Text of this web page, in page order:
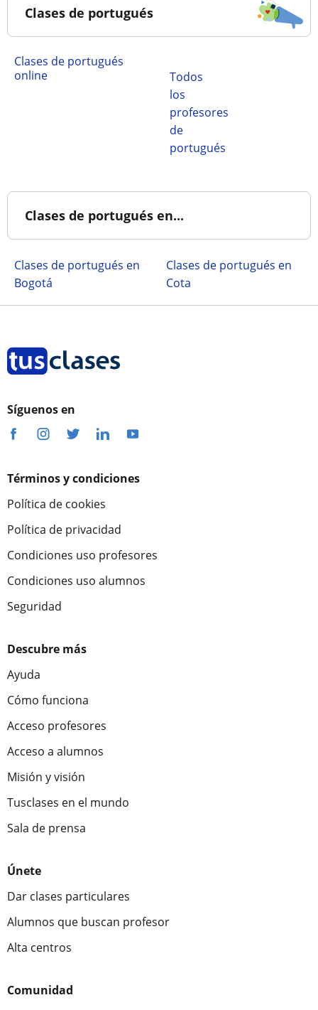
Clases de portugués
Clases de portugués
online
Todos
los
profesores
de
portugués
Clases de portugués en...
Clases de portugués en
Bogotá
Clases de portugués en
Cota
Síguenos en
Términos y condiciones
Política de cookies
Política de privacidad
Condiciones uso profesores
Condiciones uso alumnos
Seguridad
Descubre más
Ayuda
Cómo funciona
Acceso profesores
Acceso a alumnos
Misión y visión
Tusclases en el mundo
Sala de prensa
Únete
Dar clases particulares
Alumnos que buscan profesor
Alta centros
Comunidad